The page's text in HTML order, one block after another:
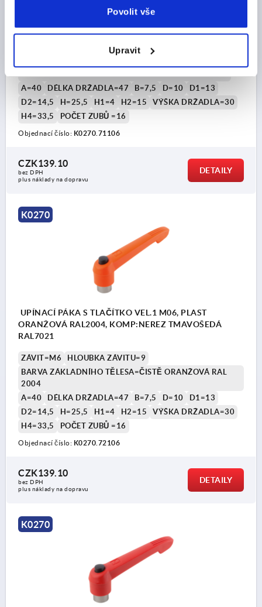
Povolit vše
Upravit
UPÍNACÍ PÁKA S TLAČÍTKO VEL.1 M06, PLAST
TMAVOŠEDÁ RAL7021, KOMP:NEREZ ČERVENÁ
RAL3020
BARVA ZÁKLADNÍHO TĚLESA=TMAVOŠEDÁ RAL 7021
A=40
DÉLKA DRŽADLA=47 B=7,5 D=10
D1=13
D2=14,5
H=25,5 H1=4 H2=15
VÝŠKA DRŽADLA=30
H4=33,5
POČET ZUBŮ =16
Objednací číslo: K0270.71106
CZK139.10
bez DPH
plus náklady na dopravu
DETAILY
K0270
UPÍNACÍ PÁKA S TLAČÍTKO VEL.1 M06, PLAST
ORANŽOVÁ RAL2004, KOMP:NEREZ TMAVOŠEDÁ
RAL7021
ZÁVIT=M6
HLOUBKA ZÁVITU=9
BARVA ZÁKLADNÍHO TĚLESA=ČISTĚ ORANŽOVÁ RAL
2004
A=40
DÉLKA DRŽADLA=47 B=7,5 D=10
D1=13
D2=14,5
H=25,5 H1=4 H2=15
VÝŠKA DRŽADLA=30
H4=33,5
POČET ZUBŮ =16
Objednací číslo: K0270.72106
CZK139.10
bez DPH
plus náklady na dopravu
DETAILY
K0270